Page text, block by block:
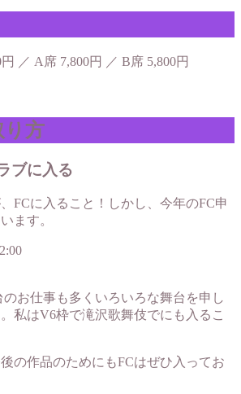
／ A席 7,800円 ／ B席 5,800円
り方
ブに入る
FCに入ること！しかし、今年のFC申
ます。
お仕事も多くいろいろな舞台を申し
私はV6枠で滝沢歌舞伎でにも入るこ
の作品のためにもFCはぜひ入ってお